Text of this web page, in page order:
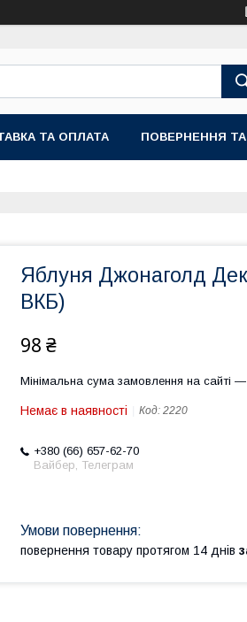
ТА ОПЛАТА ПОВЕРНЕННЯ
Яблуня Джонаголд
ВКБ)
98 ₴
Мінімальна сума замовлення на сайті
Немає в наявності Код: 2220
+380 (66) 657-62-70
Вайбер, Телеграм
повернення товару протягом 14 днів